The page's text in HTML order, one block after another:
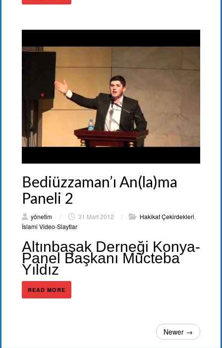
Bediüzzaman’ı An(la)ma
Paneli 2
yönetim / 31 Mart 2012 / Hakikat Çekirdekleri
İslami Video-Slaytlar
Altınbaşak Derneği Konya-
Panel Başkanı Mücteba
Yıldız
READ MORE
Newer →